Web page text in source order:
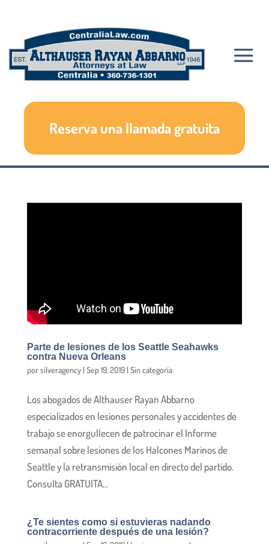
Reserva una llamada gratuita
Parte de lesiones de los Seattle Seahawks
contra Nueva Orleans
porsilveragency| Sep 19, 2019| Sin categoría
Los abogados de Althauser Rayan Abbarno
especializados en lesiones personales y accidentes de
trabajo se enorgullecen de patrocinar el Informe
semanal sobre lesiones de los Halcones Marinos de
Seattle y la retransmisión local en directo del partido.
Consulta GRATUITA...
¿Te sientes como si estuvieras nadando
contracorriente después de una lesión?